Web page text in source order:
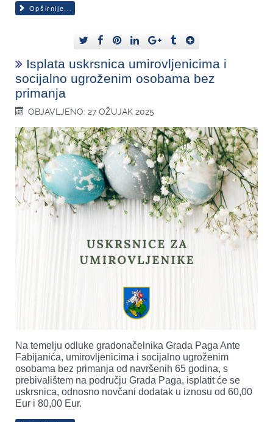
Opširnije...
Isplata uskrsnica umirovljenicima i
socijalno ugroženim osobama bez
primanja
OBJAVLJENO: 27 OŽUJAK 2025
Na temelju odluke gradonačelnika Grada Paga Ante
Fabijanića, umirovljenicima i socijalno ugroženim
osobama bez primanja od navršenih 65 godina, s
prebivalištem na području Grada Paga, isplatit će se
uskrsnica, odnosno novčani dodatak u iznosu od 60,00
Eur i 80,00 Eur.